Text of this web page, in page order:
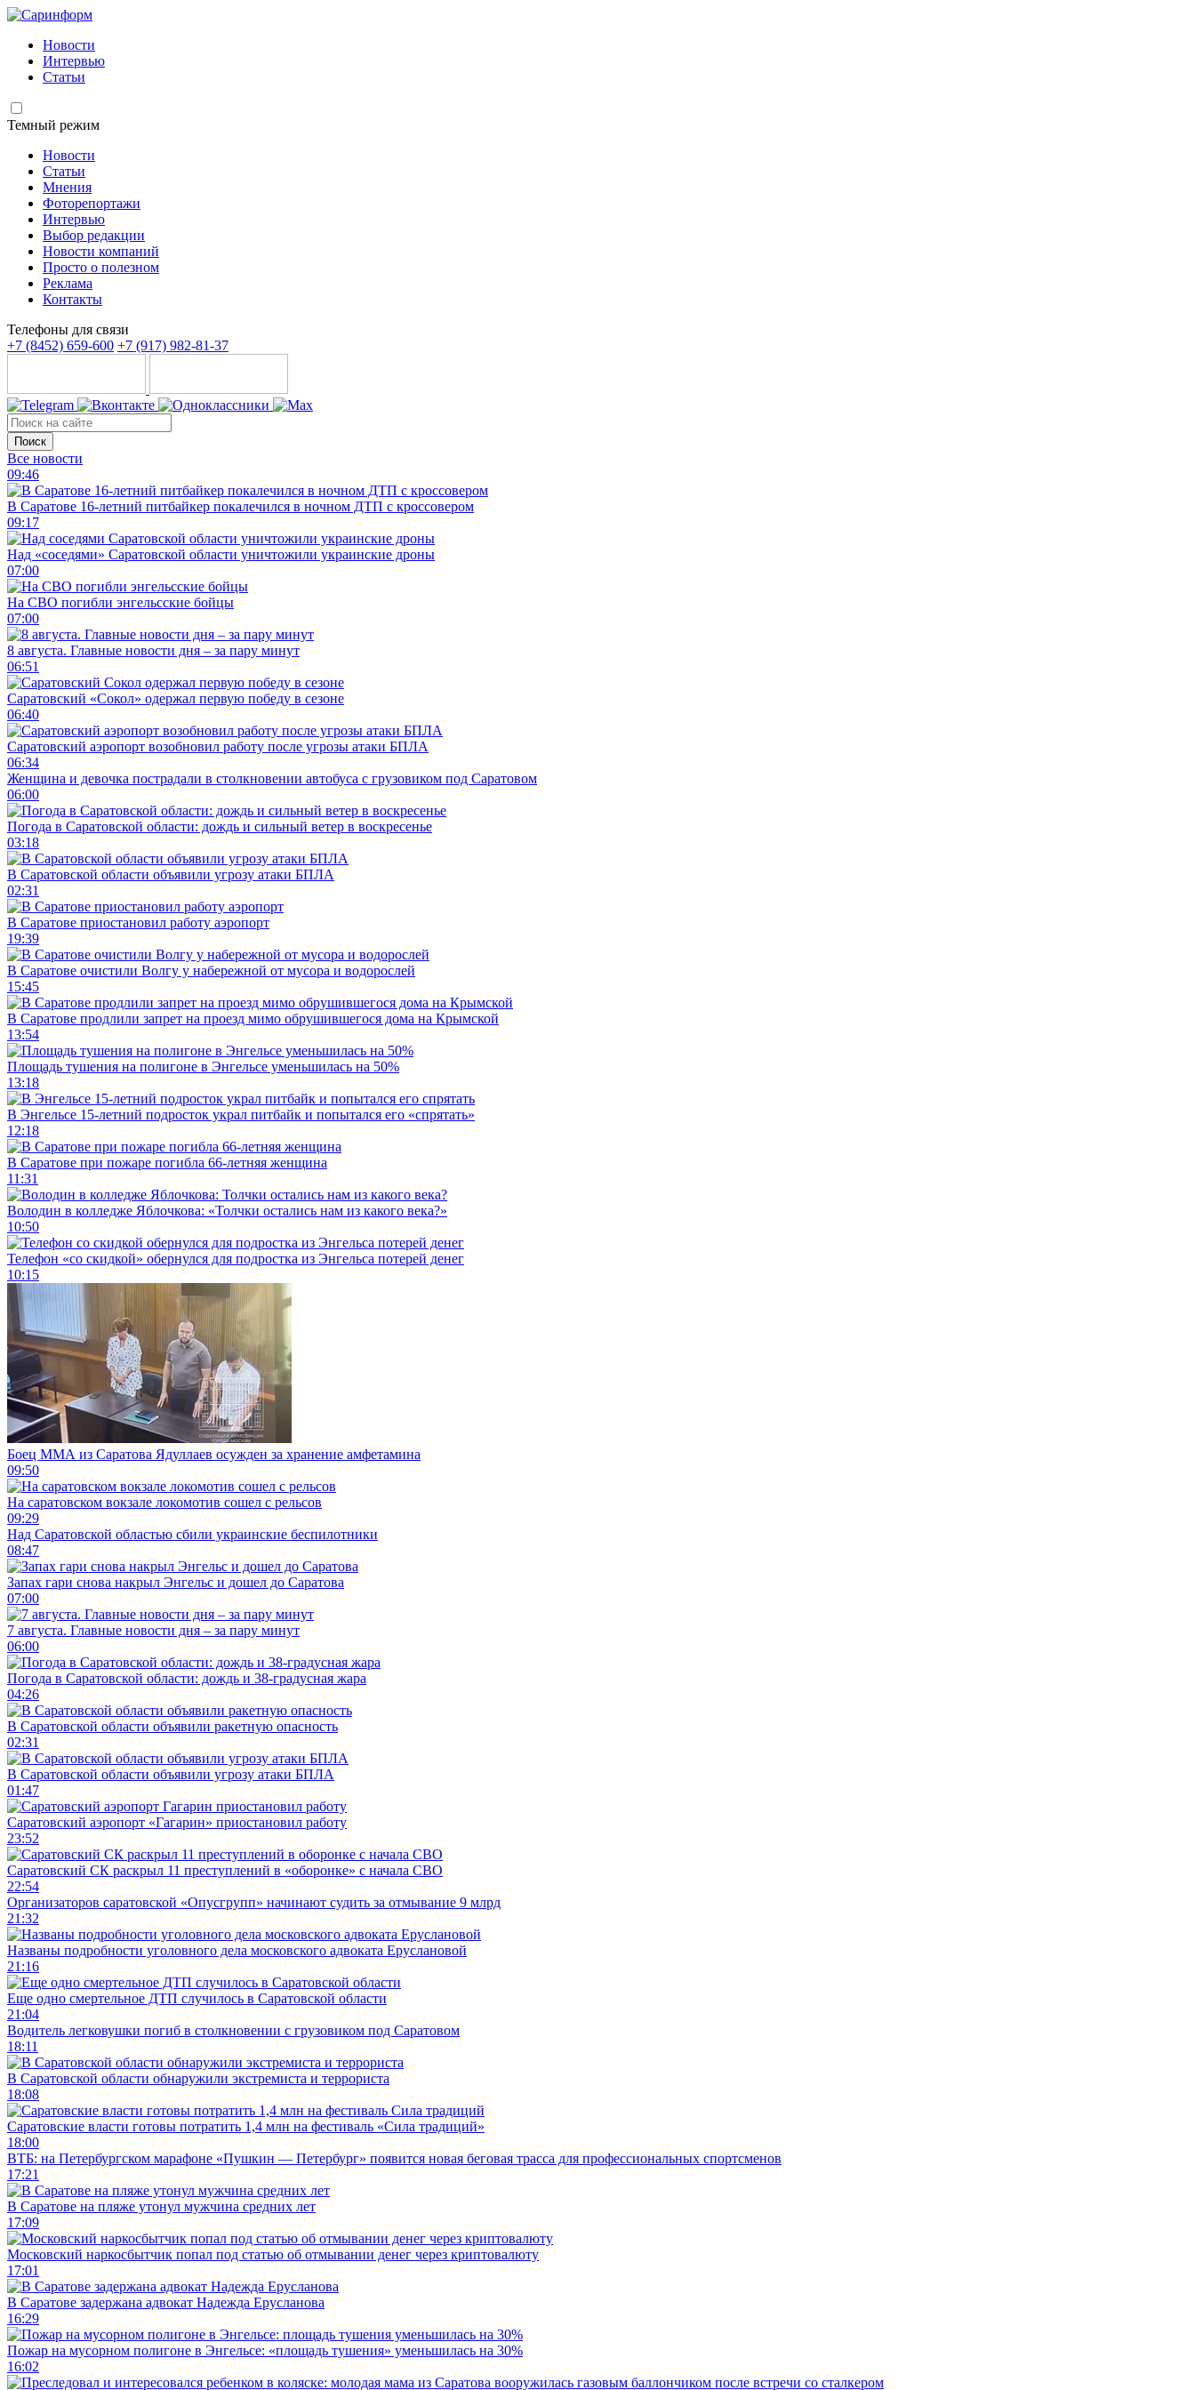
Новости
Интервью
Статьи
Темный режим
Новости
Статьи
Мнения
Фоторепортажи
Интервью
Выбор редакции
Новости компаний
Просто о полезном
Реклама
Контакты
Телефоны для связи
+7 (8452) 659-600 +7 (917) 982-81-37
Поиск
Все новости
09:46
В Саратове 16-летний питбайкер покалечился в ночном ДТП с кроссовером
09:17
Над «соседями» Саратовской области уничтожили украинские дроны
07:00
На СВО погибли энгельсские бойцы
07:00
8 августа. Главные новости дня – за пару минут
06:51
Саратовский «Сокол» одержал первую победу в сезоне
06:40
Саратовский аэропорт возобновил работу после угрозы атаки БПЛА
06:34
Женщина и девочка пострадали в столкновении автобуса с грузовиком под Саратовом
06:00
Погода в Саратовской области: дождь и сильный ветер в воскресенье
03:18
В Саратовской области объявили угрозу атаки БПЛА
02:31
В Саратове приостановил работу аэропорт
19:39
В Саратове очистили Волгу у набережной от мусора и водорослей
15:45
В Саратове продлили запрет на проезд мимо обрушившегося дома на Крымской
13:54
Площадь тушения на полигоне в Энгельсе уменьшилась на 50%
13:18
В Энгельсе 15-летний подросток украл питбайк и попытался его «спрятать»
12:18
В Саратове при пожаре погибла 66-летняя женщина
11:31
Володин в колледже Яблочкова: «Толчки остались нам из какого века?»
10:50
Телефон «со скидкой» обернулся для подростка из Энгельса потерей денег
10:15
Боец ММА из Саратова Ядуллаев осужден за хранение амфетамина
09:50
На саратовском вокзале локомотив сошел с рельсов
09:29
Над Саратовской областью сбили украинские беспилотники
08:47
Запах гари снова накрыл Энгельс и дошел до Саратова
07:00
7 августа. Главные новости дня – за пару минут
06:00
Погода в Саратовской области: дождь и 38-градусная жара
04:26
В Саратовской области объявили ракетную опасность
02:31
В Саратовской области объявили угрозу атаки БПЛА
01:47
Саратовский аэропорт «Гагарин» приостановил работу
23:52
Саратовский СК раскрыл 11 преступлений в «оборонке» с начала СВО
22:54
Организаторов саратовской «Опусгрупп» начинают судить за отмывание 9 млрд
21:32
Названы подробности уголовного дела московского адвоката Еруслановой
21:16
Еще одно смертельное ДТП случилось в Саратовской области
21:04
Водитель легковушки погиб в столкновении с грузовиком под Саратовом
18:11
В Саратовской области обнаружили экстремиста и террориста
18:08
Саратовские власти готовы потратить 1,4 млн на фестиваль «Сила традиций»
18:00
ВТБ: на Петербургском марафоне «Пушкин — Петербург» появится новая беговая трасса для профессиональных спортсменов
17:21
В Саратове на пляже утонул мужчина средних лет
17:09
Московский наркосбытчик попал под статью об отмывании денег через криптовалюту
17:01
В Саратове задержана адвокат Надежда Ерусланова
16:29
Пожар на мусорном полигоне в Энгельсе: «площадь тушения» уменьшилась на 30%
16:02